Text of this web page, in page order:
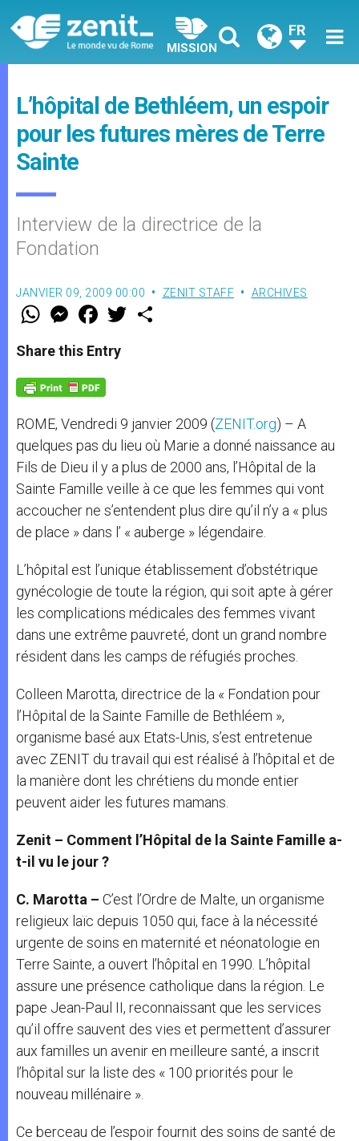
MISSION
FR
L’hôpital de Bethléem, un espoir
pour les futures mères de Terre
Sainte
Interview de la directrice de la
Fondation
JANVIER 09, 2009 00:00 ZENIT STAFF ARCHIVES
W
t
s
p
p
M
e
s
e
g
e
F
a
e
b
o
k
w
Share this Entry
ROME, Vendredi 9 janvier 2009 (ZENIT.org) – A
quelques pas du lieu où Marie a donné naissance au
Fils de Dieu il y a plus de 2000 ans, l’Hôpital de la
Sainte Famille veille à ce que les femmes qui vont
accoucher ne s’entendent plus dire qu’il n’y a « plus
de place » dans l’ « auberge » légendaire.
L’hôpital est l’unique établissement d’obstétrique
gynécologie de toute la région, qui soit apte à gérer
les complications médicales des femmes vivant
dans une extrême pauvreté, dont un grand nombre
résident dans les camps de réfugiés proches.
Colleen Marotta, directrice de la « Fondation pour
l’Hôpital de la Sainte Famille de Bethléem »,
organisme basé aux Etats-Unis, s’est entretenue
avec ZENIT du travail qui est réalisé à l’hôpital et de
la manière dont les chrétiens du monde entier
peuvent aider les futures mamans.
Zenit – Comment l’Hôpital de la Sainte Famille a-
t-il vu le jour ?
C. Marotta – C’est l’Ordre de Malte, un organisme
religieux laïc depuis 1050 qui, face à la nécessité
urgente de soins en maternité et néonatologie en
Terre Sainte, a ouvert l’hôpital en 1990. L’hôpital
assure une présence catholique dans la région. Le
pape Jean-Paul II, reconnaissant que les services
qu’il offre sauvent des vies et permettent d’assurer
aux familles un avenir en meilleure santé, a inscrit
l’hôpital sur la liste des « 100 priorités pour le
nouveau millénaire ».
Ce berceau de l’espoir fournit des soins de santé de